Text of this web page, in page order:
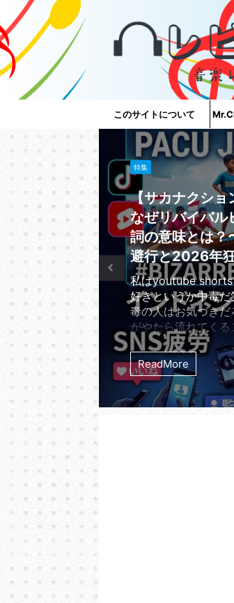
このサイトについて
特集
【サカナクショ
なぜリバイバル
詞の意味とは？
避行と2026年
私はyoutube shorts
好きというか中毒
毒の人はお気づき
がやたら流れてく
ナクションの7thシ
る。 リリースから
たれたサカナクショ
2026年の今になっ
ャートを理不尽なほ
る。 オリコン週間
ReadMore